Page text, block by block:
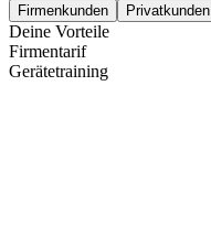
Firmenkunden Privatkunden
Deine Vorteile
Firmentarif
Gerätetraining